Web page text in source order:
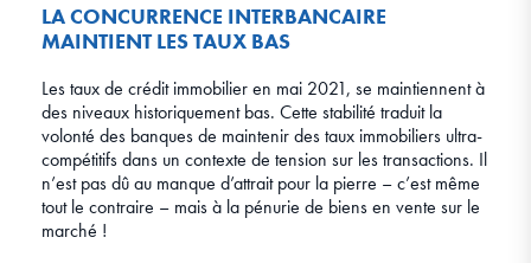
LA CONCURRENCE INTERBANCAIRE
MAINTIENT LES TAUX BAS
Les taux de crédit immobilier en mai 2021, se maintiennent à
des niveaux historiquement bas. Cette stabilité traduit la
volonté des banques de maintenir des taux immobiliers ultra-
compétitifs dans un contexte de tension sur les transactions. Il
n’est pas dû au manque d’attrait pour la pierre – c’est même
tout le contraire – mais à la pénurie de biens en vente sur le
marché !